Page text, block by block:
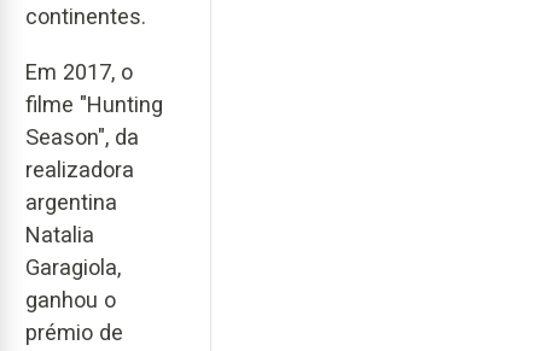
continentes.
Em 2017, o
filme "Hunting
Season", da
realizadora
argentina
Natalia
Garagiola,
ganhou o
prémio de